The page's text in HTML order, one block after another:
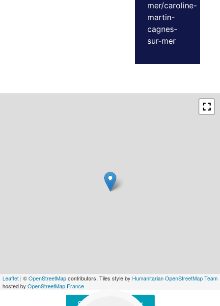
mer/caroline-
martin-
cagnes-
sur-mer
Leaflet | ©OpenStreetMapcontributors, Tiles style by Humanitarian OpenStreetMap Team
hosted by OpenStreetMap France
Signaler une erreur